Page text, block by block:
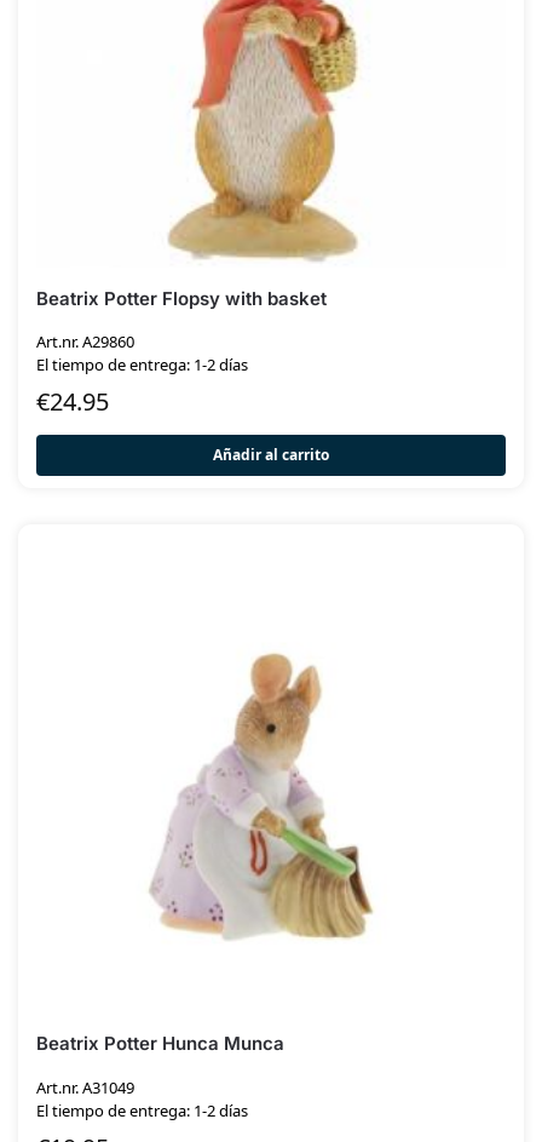
Beatrix Potter Flopsy with basket
Art.nr. A29860
El tiempo de entrega: 1-2 días
€24.95
Añadir al carrito
Beatrix Potter Hunca Munca
Art.nr. A31049
El tiempo de entrega: 1-2 días